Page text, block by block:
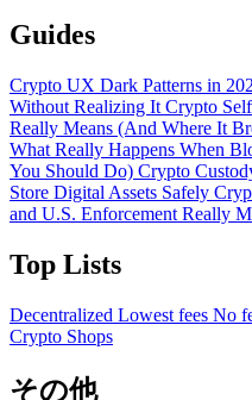
Guides
Crypto UX Dark Patterns in
Without Realizing It Crypto
Really Means (And Where It
What Really Happens When
You Should Do) Crypto
Store Digital Assets Safely
and U.S. Enforcement Really
Top Lists
Decentralized Lowest fees No
Crypto Shops
その他